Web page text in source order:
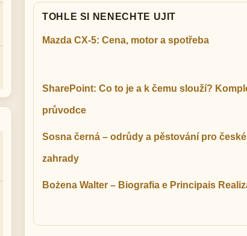
TOHLE SI NENECHTE UJIT
Mazda CX-5: Cena, motor a spotřeba
SharePoint: Co to je a k čemu slouží?
průvodce
Sosna černá – odrůdy a pěstování pro české
zahrady
Bożena Walter – Biografia e Principais